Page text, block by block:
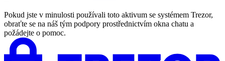
Pokud jste v minulosti používali toto aktivum se systémem Trezor,
obraťte se na náš tým podpory prostřednictvím okna chatu a
požádejte o pomoc.